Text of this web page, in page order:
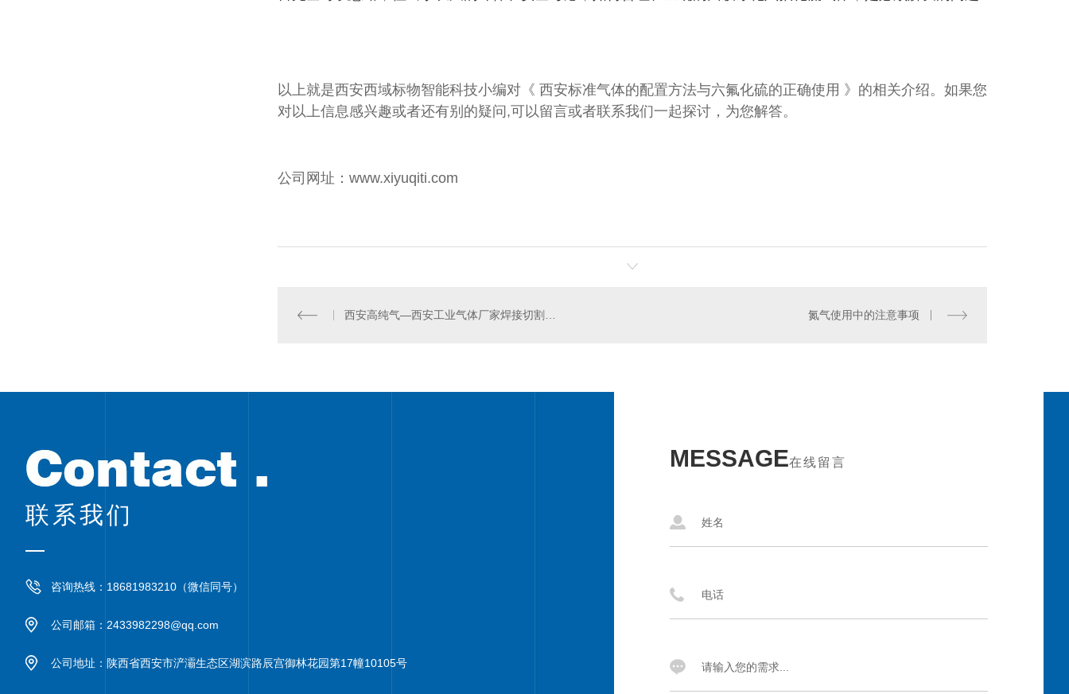
以上就是西安西域标物智能科技小编对《 西安标准气体的配置方法与六氟化硫的正确使用 》的相关介绍。如果您
对以上信息感兴趣或者还有别的疑问,可以留言或者联系我们一起探讨，为您解答。
公司网址：www.xiyuqiti.com
西安高纯气—西安工业气体厂家焊接切割气体都有哪些？ 氮气使用中的注意事项
联系我们
咨询热线： 18681983210（微信同号）
公司邮箱：2433982298@qq.com
公司地址：陕西省西安市浐灞生态区湖滨路辰宫御林花园第17幢10105号
MESSAGE在线留言